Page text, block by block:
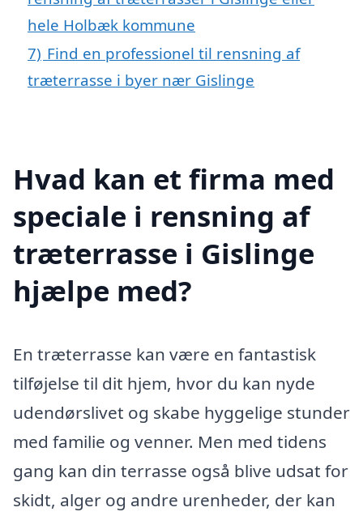
hele Holbæk kommune
7) Find en professionel til rensning af
træterrasse i byer nær Gislinge
Hvad kan et firma med
speciale i rensning af
træterrasse i Gislinge
hjælpe med?
En træterrasse kan være en fantastisk
tilføjelse til dit hjem, hvor du kan nyde
udendørslivet og skabe hyggelige stunder
med familie og venner. Men med tidens
gang kan din terrasse også blive udsat for
skidt, alger og andre urenheder, der kan